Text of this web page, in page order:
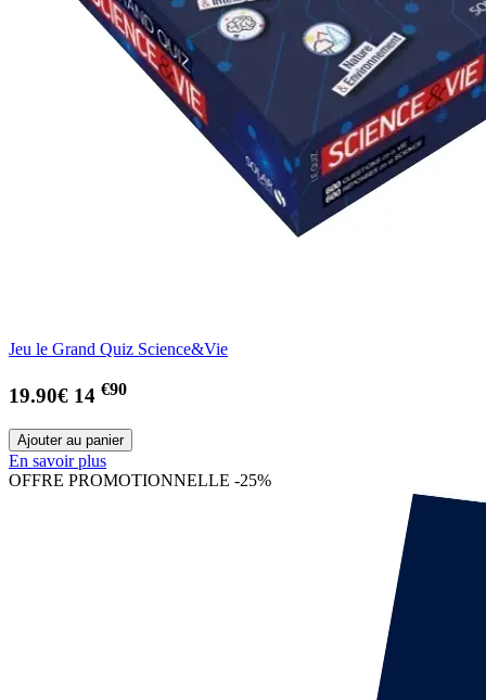
Jeu le Grand Quiz Science&Vie
19.90€ 14 €90
En savoir plus
OFFRE PROMOTIONNELLE -25%